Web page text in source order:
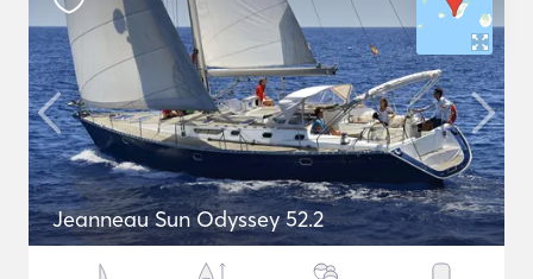
Jeanneau Sun Odyssey 52.2